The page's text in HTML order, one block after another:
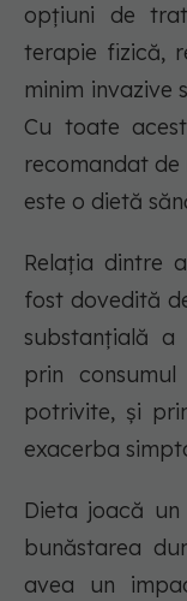
opțiuni de
terapie fizică,
minim invazive
Cu toate
recomandat
este o dietă
Relația dintre
fost dovedită
substanțială
prin
potrivite, și
exacerba
Dieta joacă
bunăstarea
avea un